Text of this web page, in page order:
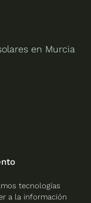
tecnologías
a la información
en Murcia